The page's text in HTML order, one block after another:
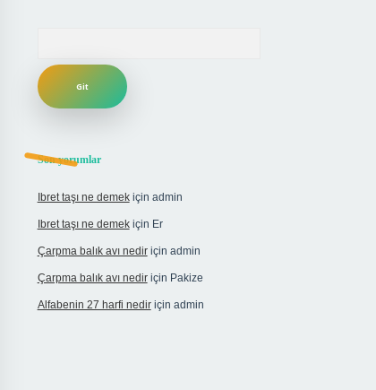
Son yorumlar
Ibret taşı ne demekiçin admin
Ibret taşı ne demekiçin Er
Çarpma balık avı nediriçin admin
Çarpma balık avı nediriçin Pakize
Alfabenin 27 harfi nediriçin admin